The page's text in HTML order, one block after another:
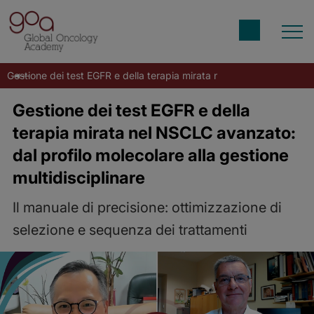
Gestione dei test EGFR e della terapia mirata nel NSCLC
Gestione dei test EGFR e della
terapia mirata nel NSCLC avanzato:
dal profilo molecolare alla gestione
multidisciplinare
Il manuale di precisione: ottimizzazione di
selezione e sequenza dei trattamenti